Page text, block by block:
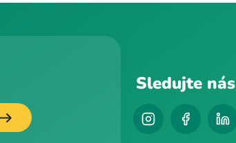
Sledujte nás